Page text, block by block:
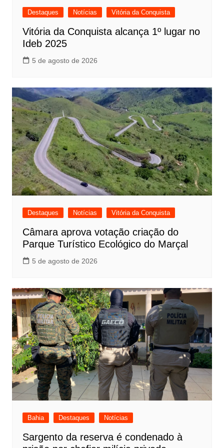
Destaques Notícias Vitória da Conquista
Vitória da Conquista alcança 1º lugar no
Ideb 2025
5 de agosto de 2026
Destaques Notícias Vitória da Conquista
Câmara aprova votação criação do
Parque Turístico Ecológico do Marçal
5 de agosto de 2026
Bahia Destaques Notícias
Sargento da reserva é condenado à